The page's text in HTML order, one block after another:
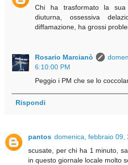
Chi ha trasformato la
diuturna, ossessiva
diffamazione, ha grossi
Rosario Marcianò
6:10:00 PM
Peggio i PM che se lo
Rispondi
pantos domenica, febbraio 09,
scusate, per chi ha 1 minuto,
in questo giornale locale molto